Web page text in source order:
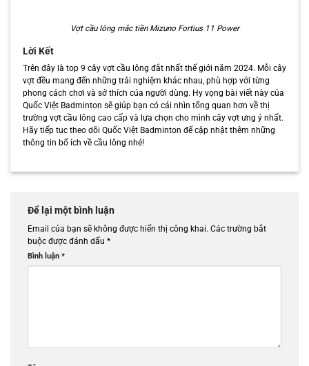
Vợt cầu lông mắc tiền Mizuno Fortius 11 Power
Lời Kết
Trên đây là top 9 cây vợt cầu lông đắt nhất thế giới năm 2024. Mỗi cây
vợt đều mang đến những trải nghiệm khác nhau, phù hợp với từng
phong cách chơi và sở thích của người dùng. Hy vọng bài viết này của
Quốc Việt Badminton sẽ giúp bạn có cái nhìn tổng quan hơn về thị
trường vợt cầu lông cao cấp và lựa chọn cho mình cây vợt ưng ý nhất.
Hãy tiếp tục theo dõi Quốc Việt Badminton để cập nhật thêm những
thông tin bổ ích về cầu lông nhé!
Để lại một bình luận
Email của bạn sẽ không được hiển thị công khai. Các trường bắt
buộc được đánh dấu *
Bình luận *